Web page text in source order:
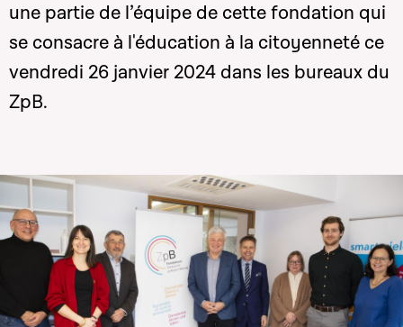
une partie de l’équipe de cette fondation qui
se consacre à l'éducation à la citoyenneté ce
vendredi 26 janvier 2024 dans les bureaux du
ZpB.